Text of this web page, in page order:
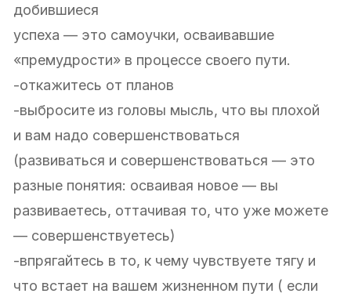
добившиеся
успеха — это самоучки, осваивавшие
«премудрости» в процессе своего пути.
-откажитесь от планов
-выбросите из головы мысль, что вы плохой
и вам надо совершенствоваться
(развиваться и совершенствоваться — это
разные понятия: осваивая новое — вы
развиваетесь, оттачивая то, что уже можете
— совершенствуетесь)
-впрягайтесь в то, к чему чувствуете тягу и
что встает на вашем жизненном пути ( если